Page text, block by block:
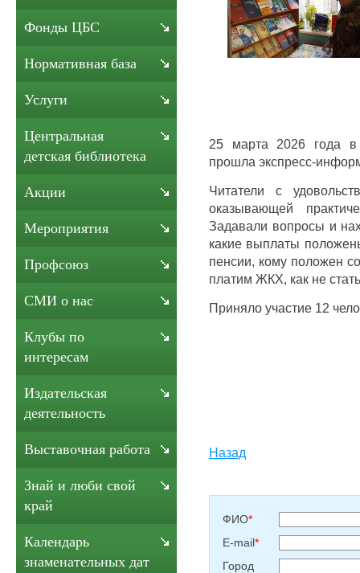
25 марта 2026 года в
прошла экспресс-
Читатели с
оказывающей
Задавали вопросы и
какие выплаты
пенсии, кому положен
платим ЖКХ, как не
Приняло участие 12
Назад
ФИО*
E-mail*
Город
Фонды ЦБС
Нормативная база
Услуги
Центральная
детская библиотека
Акции
Мероприятия
Профсоюз
СМИ о нас
Клубы по
интересам
Издательская
деятельность
Выставочная работа
Знай и люби свой
край
Календарь
знаменательных дат